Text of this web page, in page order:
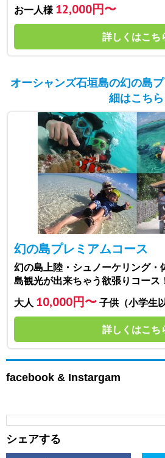
お一人様 12,000円〜
詳しくはこち
オーシャンズ石垣島の幻の島
細はこちら
幻の島プレミアムコース
幻の島上陸・シュノーケリング・
島観光が出来ちゃう欲張りコース
大人 10,000円〜 子供（小学生
詳しくはこち
facebook & Instargam
シェアする